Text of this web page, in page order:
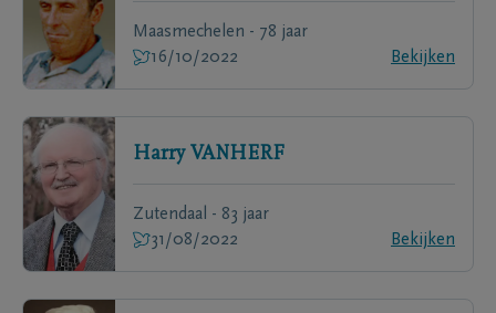
Maasmechelen - 78 jaar
16/10/2022
Bekijken
Harry VANHERF
Zutendaal - 83 jaar
31/08/2022
Bekijken